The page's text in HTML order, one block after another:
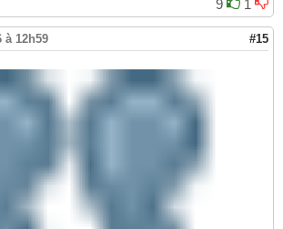
9 1
à 12h59 #15